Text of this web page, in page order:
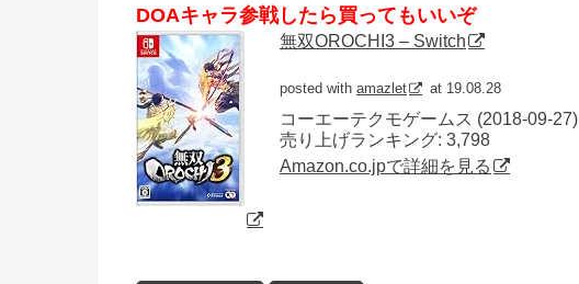
DOAキャラ参戦したら買ってもいいぞ
無双OROCHI3 – Switch
posted with amazlet at 19.08.28
コーエーテクモゲームス (2018-09-27)
売り上げランキング: 3,798
Amazon.co.jpで詳細を見る